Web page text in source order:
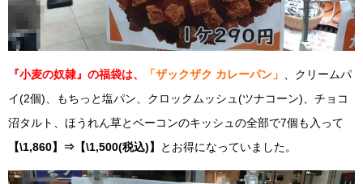
『小麦の奴隷』の福袋は、 「ザックザク カレーパン」 、クリームパ
イ(2個)、もちっと塩パン、クロックムッシュ(ツナコーン)、チョコ
沼タルト、ほうれん草とベーコンのキッシュの全部で7個も入って
【\1,860】⇒【\1,500(税込)】 とお得になっていました。